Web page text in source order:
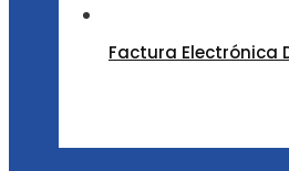
Factura Electrónica